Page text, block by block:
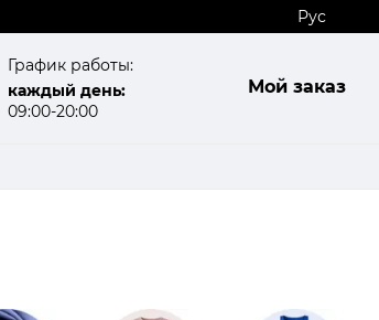
Рус
График работы:
каждый день:
09:00-20:00
Мой заказ